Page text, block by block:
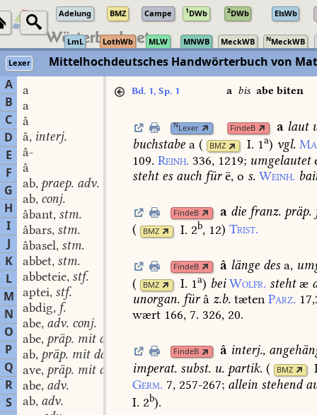
Adelung BMZ Campe 1DWb 2DWb ElsWb
LmL LothWb MLW MNWB MeckWB NMeckWB
Lexer
Mittelhochdeutsches Handwörterbuch von
A
B
C
D
E
F
G
H
I
J
K
L
M
N
O
P
Q
R
S
a
a
â
â, interj.
â-
â
ab, praep. adv.
ab, conj.
âbant, stm.
âbars, stm.
âbasel, stm.
abbet, stm.
abbeteie, stf.
aptei, stf.
abdig, f.
abe, adv. conj.
abe, präp. mit dat.
ab, präp. mit dat.
ave, präp. mit dat.
abe, adv.
ab, adv.
Bd. 1, Sp. 1 abis abe biten
NLexer FindeB a laut
buchstabe a ( BMZ I. 1a) vgl.
109. Reinh. 336, 1219; umgelautet
stehtes auch fürë, o s. Weinh.
FindeB a die franz. präp.
(
BMZ I. 2b, 12) Trist.
FindeB â länge des a,
(
BMZ I. 1a) bei Wolfr. stehtæ
unorgan. fürâ z.b. tæten Parz.
wært 166, 7. 326, 20.
FindeB â interj.,
imperat. subst. u. partik. ( BMZ
Germ. 7, 257-267; allein stehend
I. 2b).